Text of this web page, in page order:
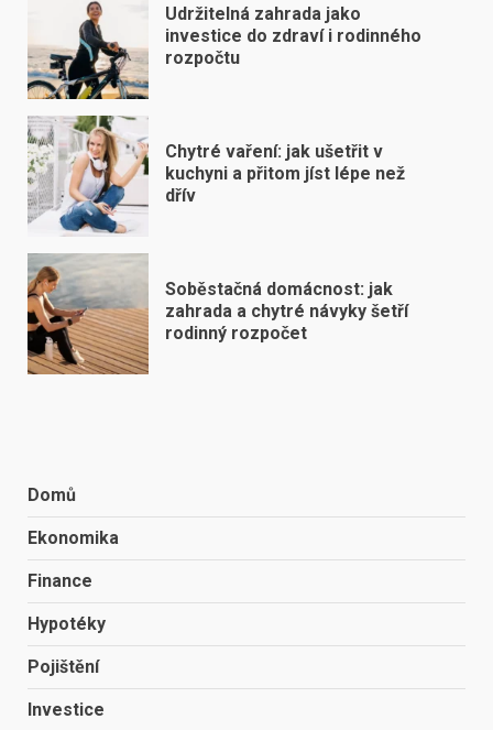
Udržitelná zahrada jako
investice do zdraví i rodinného
rozpočtu
Chytré vaření: jak ušetřit v
kuchyni a přitom jíst lépe než
dřív
Soběstačná domácnost: jak
zahrada a chytré návyky šetří
rodinný rozpočet
Domů
Ekonomika
Finance
Hypotéky
Pojištění
Investice